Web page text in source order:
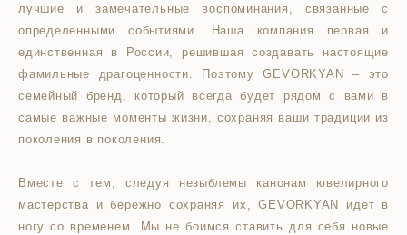
лучшие и замечательные воспоминания, связанные с
определенными событиями. Наша компания первая и
единственная в России, решившая создавать настоящие
фамильные драгоценности. Поэтому GEVORKYAN – это
семейный бренд, который всегда будет рядом с вами в
самые важные моменты жизни, сохраняя ваши традиции из
поколения в поколения.
Вместе с тем, следуя незыблемы канонам ювелирного
мастерства и бережно сохраняя их, GEVORKYAN идет в
ногу со временем. Мы не боимся ставить для себя новые